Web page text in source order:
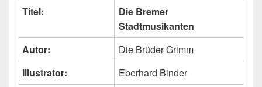
Titel:
Die Bremer
Stadtmusikanten
Autor:
Die Brüder Grimm
Illustrator:
Eberhard Binder